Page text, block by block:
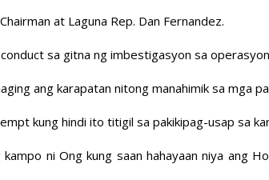
at Laguna Rep. Dan Fernandez.
sa gitna ng imbestigasyon sa
ang karapatan nitong manahimik sa mga
kung hindi ito titigil sa pakikipag-usap sa
ni Ong kung saan hahayaan niya ang